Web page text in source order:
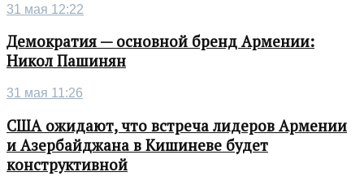
31 мая 12:22
Демократия — основной бренд Армении:
Никол Пашинян
31 мая 11:26
США ожидают, что встреча лидеров Армении
и Азербайджана в Кишиневе будет
конструктивной